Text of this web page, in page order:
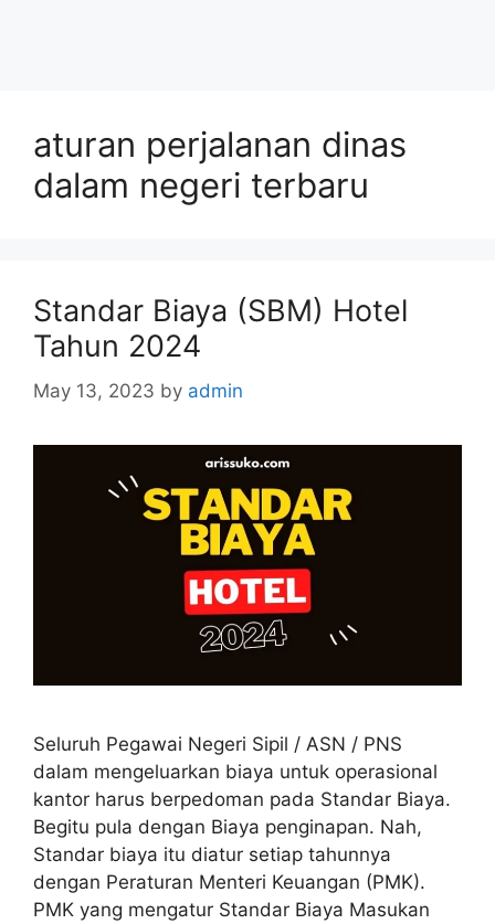
aturan perjalanan dinas
dalam negeri terbaru
Standar Biaya (SBM) Hotel
Tahun 2024
May 13, 2023 by admin
Seluruh Pegawai Negeri Sipil / ASN / PNS
dalam mengeluarkan biaya untuk operasional
kantor harus berpedoman pada Standar Biaya.
Begitu pula dengan Biaya penginapan. Nah,
Standar biaya itu diatur setiap tahunnya
dengan Peraturan Menteri Keuangan (PMK).
PMK yang mengatur Standar Biaya Masukan